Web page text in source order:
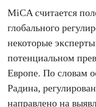
MiCA считается
глобального
некоторые
потенциальном
Европе. По словам
Радина,
направлено на